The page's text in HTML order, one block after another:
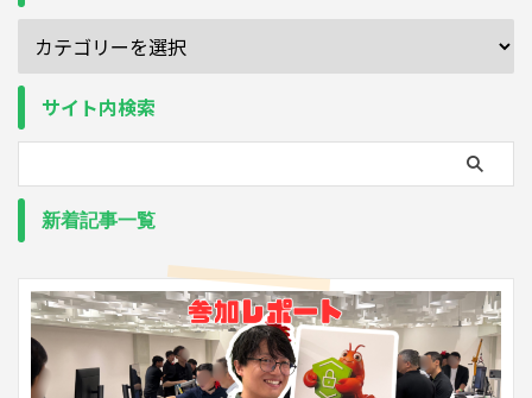
サイト内検索
新着記事一覧